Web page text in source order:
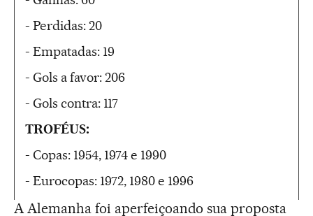
- Perdidas: 20
- Empatadas: 19
- Gols a favor: 206
- Gols contra: 117
TROFÉUS:
- Copas: 1954, 1974 e 1990
- Eurocopas: 1972, 1980 e 1996
A Alemanha foi aperfeiçoando sua proposta